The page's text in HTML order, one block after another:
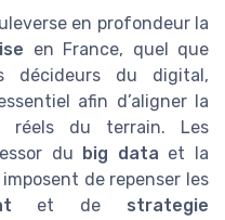
en profondeur la
en France, quel que
décideurs du digital,
afin d’aligner la
réels du terrain. Les
du big data et la
de repenser les
et de strategie